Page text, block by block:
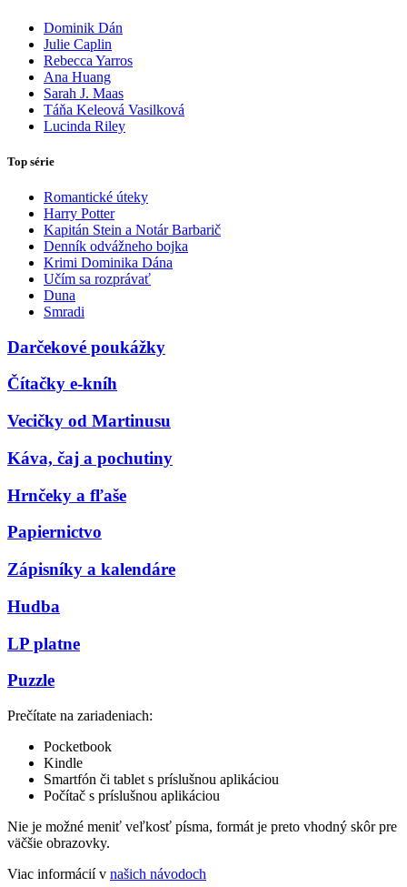
Dominik Dán
Julie Caplin
Rebecca Yarros
Ana Huang
Sarah J. Maas
Táňa Keleová Vasilková
Lucinda Riley
Top série
Romantické úteky
Harry Potter
Kapitán Stein a Notár Barbarič
Denník odvážneho bojka
Krimi Dominika Dána
Učím sa rozprávať
Duna
Smradi
Darčekové poukážky
Čítačky e-kníh
Vecičky od Martinusu
Káva, čaj a pochutiny
Hrnčeky a fľaše
Papiernictvo
Zápisníky a kalendáre
Hudba
LP platne
Puzzle
Prečítate na zariadeniach:
Pocketbook
Kindle
Smartfón či tablet s príslušnou aplikáciou
Počítač s príslušnou aplikáciou
Nie je možné meniť veľkosť písma, formát je preto vhodný skôr pre
väčšie obrazovky.
Viac informácií v našich návodoch